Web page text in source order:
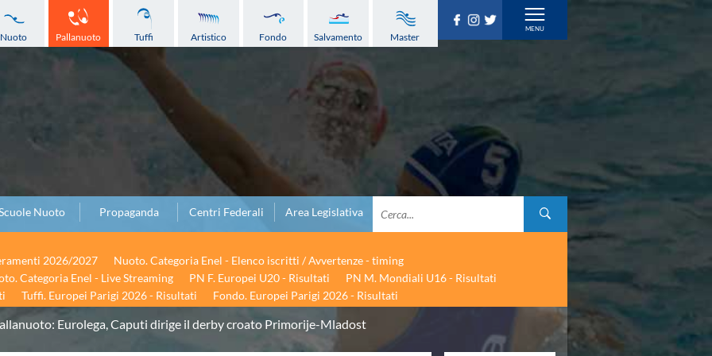
Nuoto Pallanuoto Tuffi Artistico Fondo Salvamento Master
Nuoto Propaganda Centri Federali Area Legislativa
2026/2027
Nuoto. Categoria Enel - Elenco iscritti / Avvertenze - timing
Categoria Enel - Live Streaming PN F. Europei U20 - Risultati
PN M. Mondiali U16 - Risultati
Tuffi. Europei Parigi 2026 - Risultati Fondo. Europei Parigi 2026 - Risultati
Eurolega, Caputi dirige il derby croato Primorije-Mladost